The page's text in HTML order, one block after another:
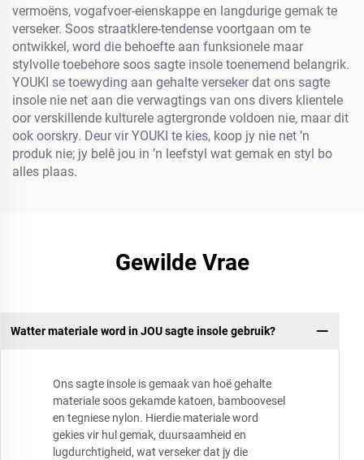
vermoëns, vogafvoer-eienskappe en langdurige gemak te
verseker. Soos straatklere-tendense voortgaan om te
ontwikkel, word die behoefte aan funksionele maar
stylvolle toebehore soos sagte insole toenemend belangrik.
YOUKI se toewyding aan gehalte verseker dat ons sagte
insole nie net aan die verwagtings van ons divers klientele
oor verskillende kulturele agtergronde voldoen nie, maar dit
ook oorskry. Deur vir YOUKI te kies, koop jy nie net ’n
produk nie; jy belê jou in ’n leefstyl wat gemak en styl bo
alles plaas.
Gewilde Vrae
Watter materiale word in JOU sagte insole gebruik?
Ons sagte insole is gemaak van hoë gehalte
materiale soos gekamde katoen, bamboovesel
en tegniese nylon. Hierdie materiale word
gekies vir hul gemak, duursaamheid en
lugdurchtigheid, wat verseker dat jy die